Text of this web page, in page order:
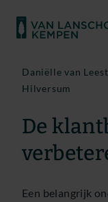
Daniëlle van
Hilversum
De
Een belangrijk